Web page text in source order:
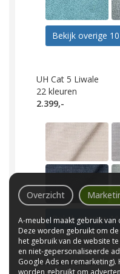
Bekijk overige
UH Cat 5 Liwale
22 kleuren
2.399,-
Bekijk overige
UH Cat 5 Urban
Overzicht
A-meubel maakt gebruik van
Deze worden gebruikt om
het gebruik van de website
en niet-gepersonaliseerde
Google Ads en
worden gebruikt om